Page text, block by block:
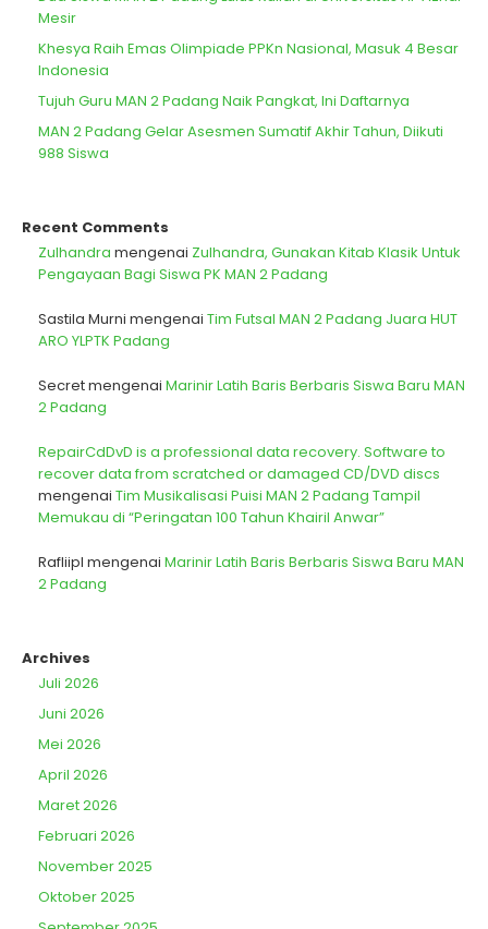
Mesir
Khesya Raih Emas Olimpiade PPKn Nasional, Masuk 4 Besar
Indonesia
Tujuh Guru MAN 2 Padang Naik Pangkat, Ini Daftarnya
MAN 2 Padang Gelar Asesmen Sumatif Akhir Tahun, Diikuti
988 Siswa
Recent Comments
Zulhandra mengenai Zulhandra, Gunakan Kitab Klasik Untuk
Pengayaan Bagi Siswa PK MAN 2 Padang
Sastila Murni mengenai Tim Futsal MAN 2 Padang Juara HUT
ARO YLPTK Padang
Secretmengenai Marinir Latih Baris Berbaris Siswa Baru MAN
2 Padang
RepairCdDvD is a professional data recovery. Software to
recover data from scratched or damaged CD/DVD discs
mengenai Tim Musikalisasi Puisi MAN 2 Padang Tampil
Memukau di “Peringatan 100 Tahun Khairil Anwar”
Rafliipl mengenai Marinir Latih Baris Berbaris Siswa Baru MAN
2 Padang
Archives
Juli 2026
Juni 2026
Mei 2026
April 2026
Maret 2026
Februari 2026
November 2025
Oktober 2025